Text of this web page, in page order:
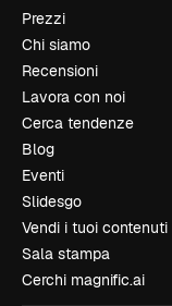
Prezzi
Chi siamo
Recensioni
Lavora con noi
Cerca tendenze
Blog
Eventi
Slidesgo
Vendi i tuoi contenuti
Sala stampa
Cerchi magnific.ai